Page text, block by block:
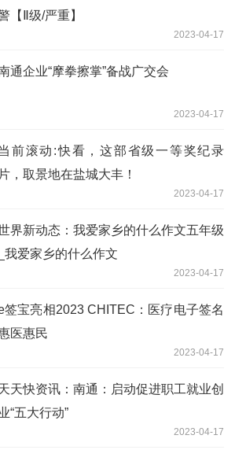
【Ⅱ级/严重】
2023-04-17
通企业“摩拳擦掌”备战广交会
2023-04-17
前滚动:快看，这部省级一等奖纪录
片，取景地在盐城大丰！
2023-04-17
界新动态：我爱家乡的什么作文五年级
_我爱家乡的什么作文
2023-04-17
签宝亮相2023 CHITEC：医疗电子签名
医惠民
2023-04-17
天快资讯：南通：启动促进职工就业创
“五大行动”
2023-04-17